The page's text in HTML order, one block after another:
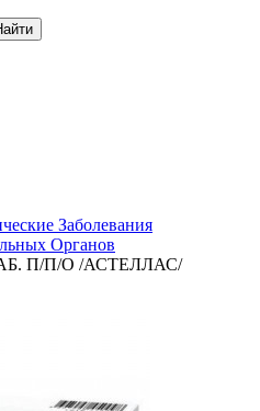
Заболевания
Органов
П/П/О /АСТЕЛЛАС/